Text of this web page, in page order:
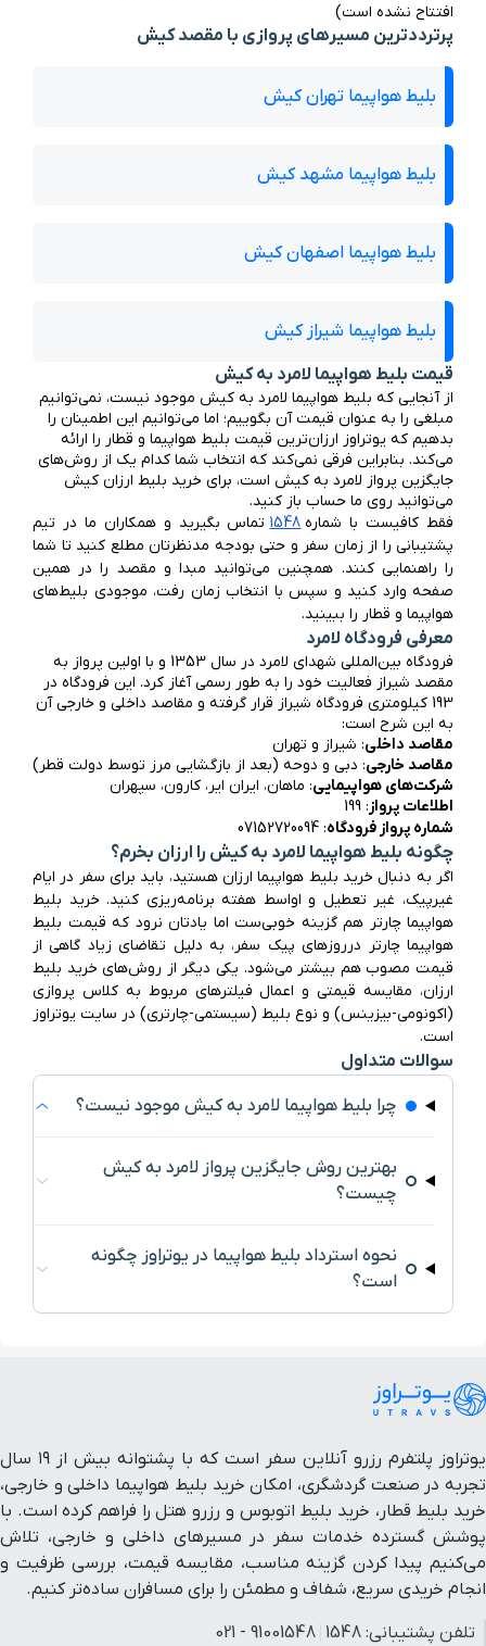
افتتاح نشده است)
پرترددترین مسیرهای پروازی با مقصد کیش
بلیط هواپیما تهران کیش
بلیط هواپیما مشهد کیش
بلیط هواپیما اصفهان کیش
بلیط هواپیما شیراز کیش
قیمت بلیط هواپیما لامرد به کیش
می‌توانید روی ما حساب باز کنید.
فقط کافیست با شماره 1548
هواپیما و قطار را ببینید.
معرفی فرودگاه لامرد
به این شرح است:
مقاصد داخلی: شیراز و تهران
مقاصد خارجی: دبی و دوحه (بعد از بازگشایی مرز توسط دولت قطر)
شرکت‌های هواپیمایی
: ماهان، ایران ایر، کارون، سپهران
اطلاعات پرواز: 199
شماره پرواز فرودگاه: 07152720094
چگونه بلیط هواپیما لامرد به کیش را ارزان بخرم؟
است.
سوالات متداول
چرا بلیط هواپیما لامرد به کیش موجود نیست؟
بهترین روش جایگزین پرواز لامرد به کیش
چیست؟
نحوه استرداد بلیط هواپیما در یوتراوز چگونه
است؟
یوتراوز پلتفرم رزرو آنلاین سفر است که با پشتوانه بیش از ۱۹ سال
تجربه در صنعت گردشگری، امکان خرید بلیط هواپیما داخلی و خارجی،
خرید بلیط قطار، خرید بلیط اتوبوس و رزرو هتل را فراهم کرده است. با
پوشش گسترده خدمات سفر در مسیرهای داخلی و خارجی، تلاش
می‌کنیم پیدا کردن گزینه مناسب، مقایسه قیمت، بررسی ظرفیت و
انجام خریدی سریع، شفاف و مطمئن را برای مسافران ساده‌تر کنیم.
تلفن پشتیبانی: 1548
91001548 - 021